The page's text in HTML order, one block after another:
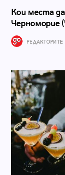
Кои места
Черноморие
РЕДАКТОРИТЕ